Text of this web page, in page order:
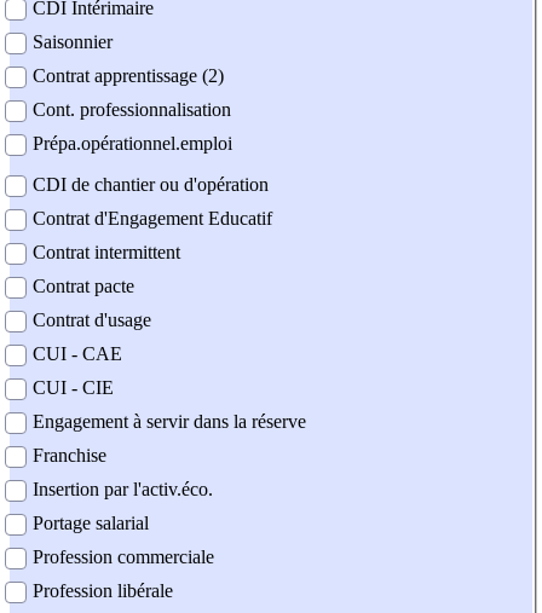
CDI Intérimaire
Saisonnier
Contrat apprentissage (2)
Cont. professionnalisation
Prépa.opérationnel.emploi
CDI de chantier ou d'opération
Contrat d'Engagement Educatif
Contrat intermittent
Contrat pacte
Contrat d'usage
CUI - CAE
CUI - CIE
Engagement à servir dans la réserve
Franchise
Insertion par l'activ.éco.
Portage salarial
Profession commerciale
Profession libérale